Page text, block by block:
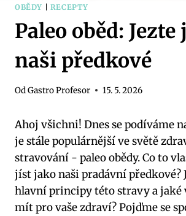
OBĚDY RECEPTY
Paleo oběd: Jezte
naši předkové
OdGastro Profesor 15. 5. 2026
Ahoj všichni! Dnes se podíváme
je stále populárnější ve světě
⁣stravování ⁢- paleo ​obědy. Co to
jíst jako naši pradávní předkové?
hlavní principy ⁤této stravy a jaké
mít pro vaše zdraví? Pojďme se